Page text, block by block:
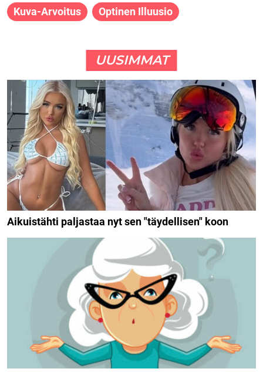
Kuva-Arvoitus Optinen Illuusio
UUSIMMAT
Aikuistähti paljastaa nyt sen "täydellisen" koon